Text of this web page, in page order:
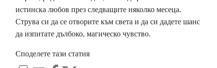
истинска любов през следващите няколко месеца.
Струва си да се отворите към света и да си дадете шанс
да изпитате дълбоко, магическо чувство.
Споделете тази статия